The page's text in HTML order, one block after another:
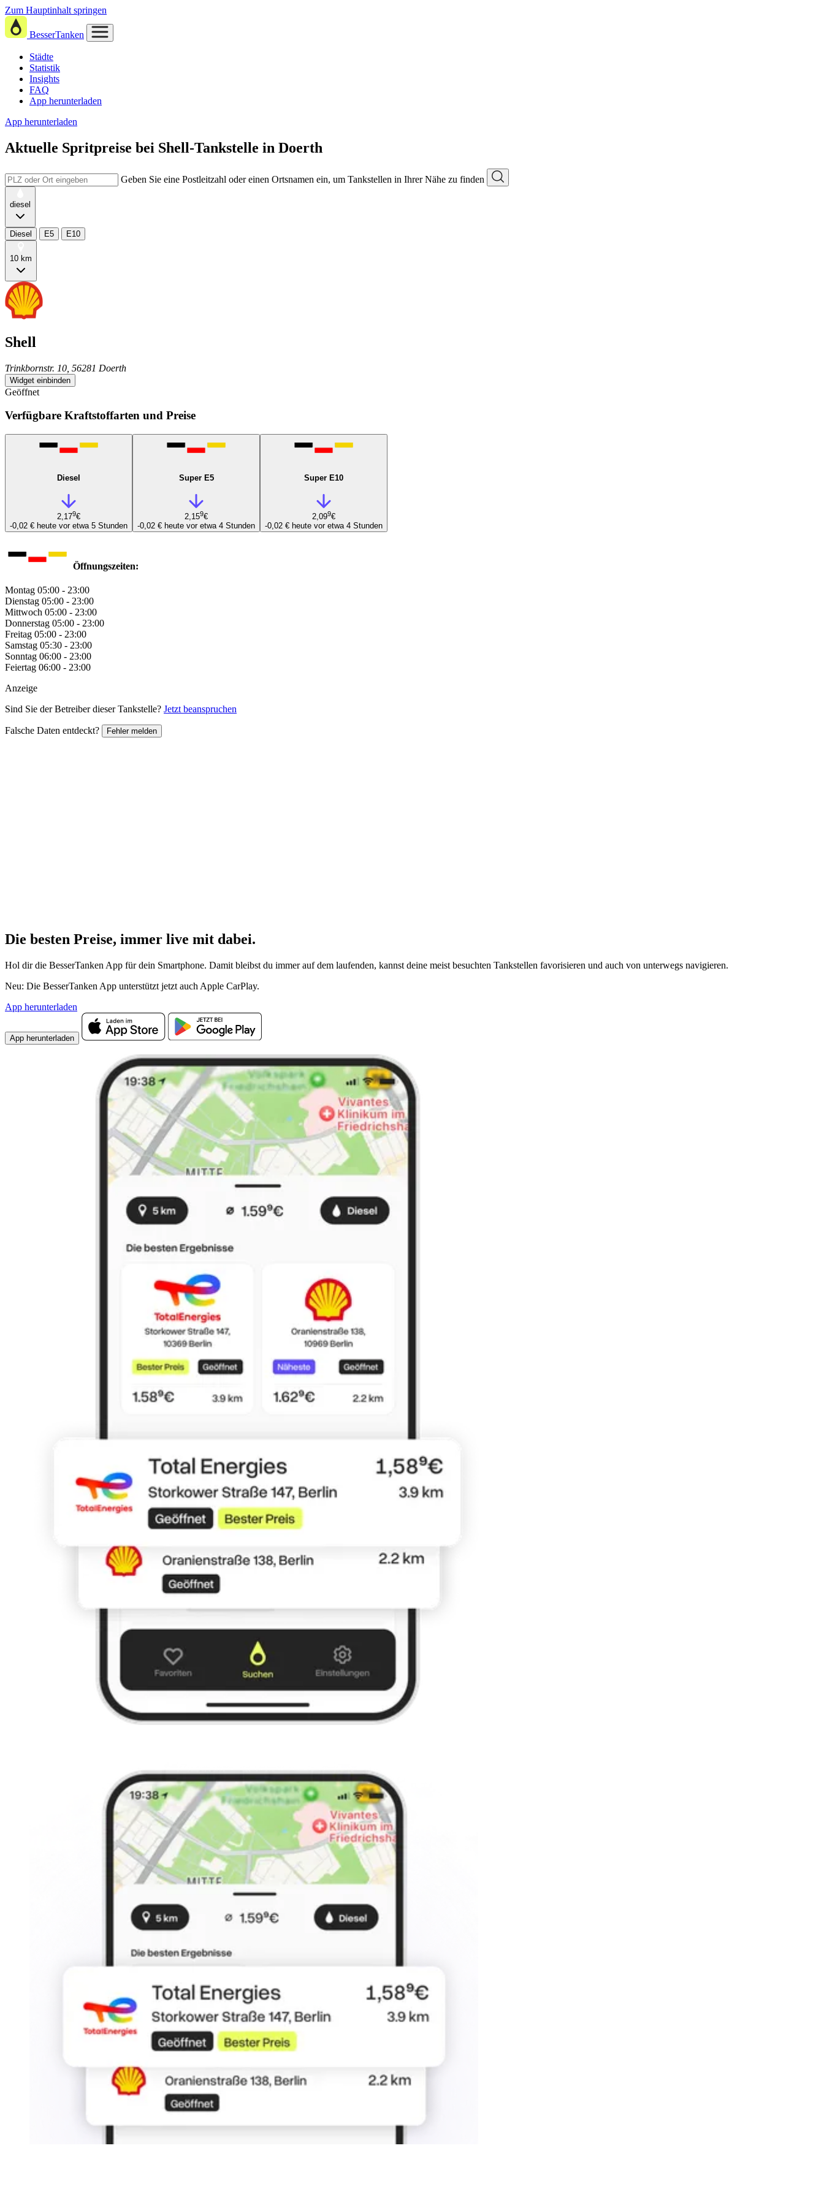
Zum Hauptinhalt springen
BesserTanken
Städte
Statistik
Insights
FAQ
App herunterladen
App herunterladen
Aktuelle Spritpreise bei Shell-Tankstelle in Doerth
Geben Sie eine Postleitzahl oder einen Ortsnamen ein, um Tankstellen in Ihrer Nähe zu finden
diesel
Diesel E5 E10
10 km
Shell
Trinkbornstr. 10, 56281 Doerth
Widget einbinden
Geöffnet
Verfügbare Kraftstoffarten und Preise
Diesel
2,179€
-0,02 € heute vor etwa 5 Stunden
Super E5
2,159€
-0,02 € heute vor etwa 4 Stunden
Super E10
2,099€
-0,02 € heute vor etwa 4 Stunden
Öffnungszeiten:
Montag 05:00 - 23:00
Dienstag 05:00 - 23:00
Mittwoch 05:00 - 23:00
Donnerstag 05:00 - 23:00
Freitag 05:00 - 23:00
Samstag 05:30 - 23:00
Sonntag 06:00 - 23:00
Feiertag 06:00 - 23:00
Anzeige
Sind Sie der Betreiber dieser Tankstelle? Jetzt beanspruchen
Falsche Daten entdeckt? Fehler melden
Die besten Preise, immer live mit dabei.
Hol dir die BesserTanken App für dein Smartphone. Damit bleibst du immer auf dem laufenden, kannst deine meist besuchten Tankstellen favorisieren und auch von unterwegs navigieren.
Neu: Die BesserTanken App unterstützt jetzt auch Apple CarPlay.
App herunterladen
App herunterladen